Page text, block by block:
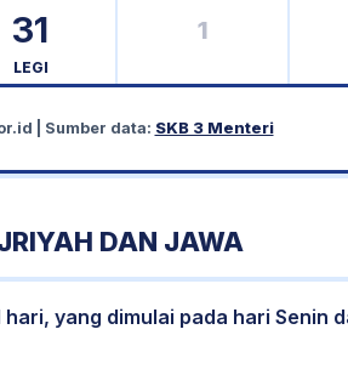
31
LEGI
1
| Sumber data: SKB 3 Menteri
DAN JAWA
yang dimulai pada hari Senin